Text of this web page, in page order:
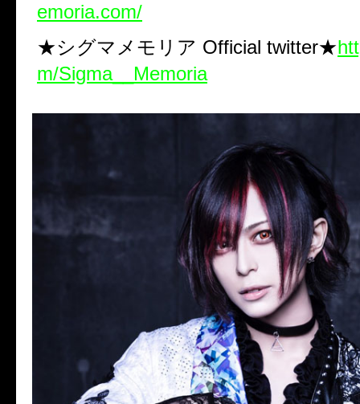
emoria.com/
★シグマメモリア Official twitter★
m/Sigma__Memoria